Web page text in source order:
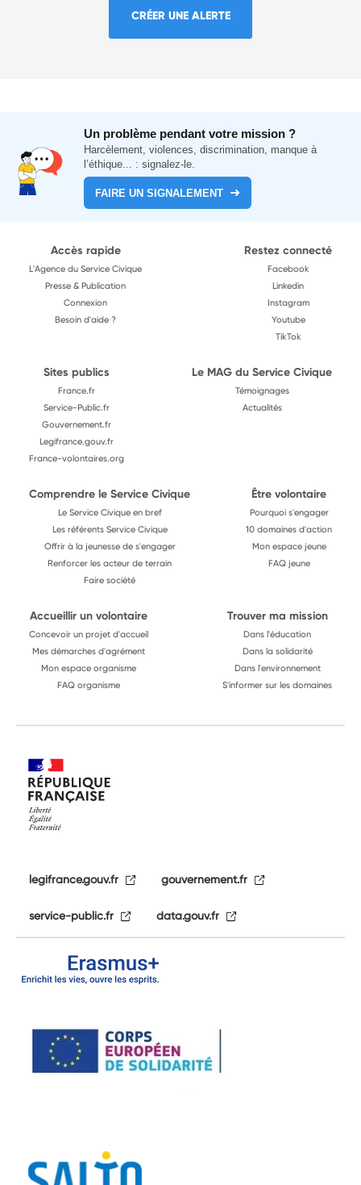
CRÉER UNE ALERTE
Un problème pendant votre mission ?
Harcèlement, violences, discrimination, manque à
l’éthique... : signalez-le.
FAIRE UN SIGNALEMENT
Accès rapide
L'Agence du Service Civique
Presse & Publication
Connexion
Besoin d'aide ?
Restez connecté
Facebook
Linkedin
Instagram
Youtube
TikTok
Sites publics
France.fr
Service-Public.fr
Gouvernement.fr
Legifrance.gouv.fr
France-volontaires.org
Le MAG du Service Civique
Témoignages
Actualités
Comprendre le Service Civique
Le Service Civique en bref
Les référents Service Civique
Offrir à la jeunesse de s'engager
Renforcer les acteur de terrain
Faire société
Être volontaire
Pourquoi s'engager
10 domaines d'action
Mon espace jeune
FAQ jeune
Accueillir un volontaire
Concevoir un projet d'accueil
Mes démarches d'agrément
Mon espace organisme
FAQ organisme
Trouver ma mission
Dans l'éducation
Dans la solidarité
Dans l'environnement
S'informer sur les domaines
legifrance.gouv.fr gouvernement.fr
service-public.fr data.gouv.fr